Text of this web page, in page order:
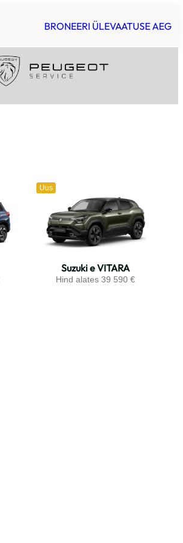
BRONEERI ÜLEVAATUSE AEG
Uus
Suzuki e VITARA
Hind alates 39 590 €